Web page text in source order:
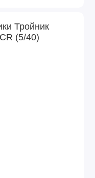
Тройник
(5/40)